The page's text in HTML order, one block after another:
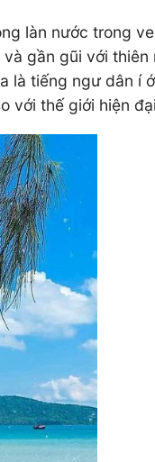
làn nước trong
gần gũi với
tiếng ngư dân
với thế giới hiện